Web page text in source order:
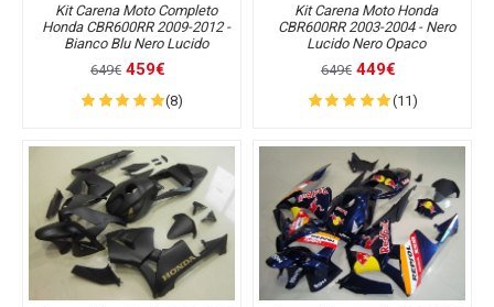
Kit Carena Moto Completo
Honda CBR600RR 2009-2012 -
Bianco Blu Nero Lucido
649€ 459€
(8)
Kit Carena Moto Honda
CBR600RR 2003-2004 - Nero
Lucido Nero Opaco
649€ 449€
(11)